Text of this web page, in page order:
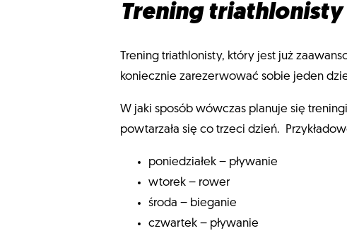
Trening triathlonisty
Trening triathlonisty, który jest już
koniecznie zarezerwować sobie jeden
W jaki sposób wówczas planuje się
powtarzała się co trzeci dzień.
poniedziałek – pływanie
wtorek – rower
środa – bieganie
czwartek – pływanie